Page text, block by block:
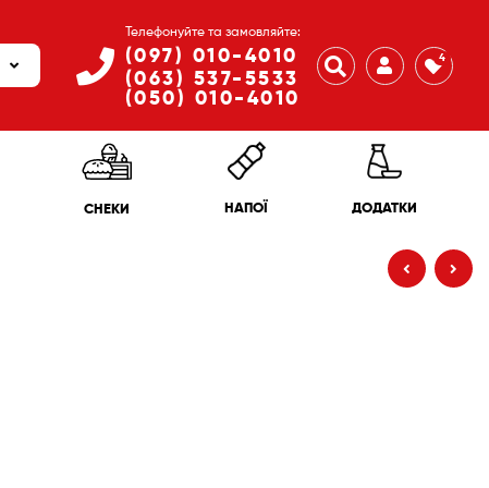
Телефонуйте та замовляйте:
(097) 010-4010
(063) 537-5533
(050) 010-4010
4
СНЕКИ НАПОЇ ДОДАТКИ